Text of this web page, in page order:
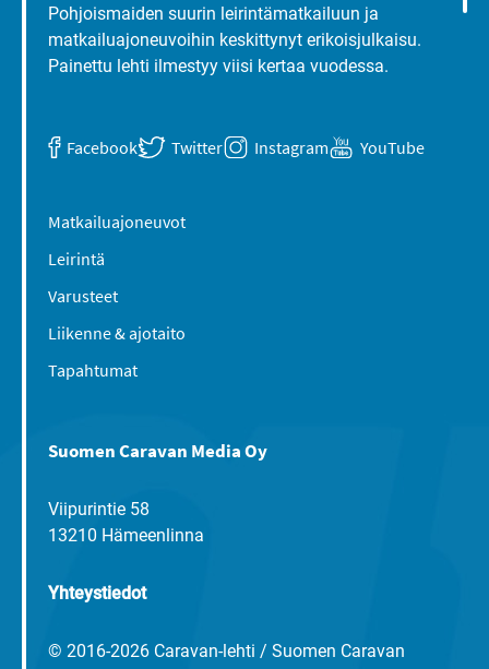
Pohjoismaiden suurin leirintämatkailuun ja
matkailuajoneuvoihin keskittynyt erikoisjulkaisu.
Painettu lehti ilmestyy viisi kertaa vuodessa.
Facebook Twitter Instagram YouTube
Matkailuajoneuvot
Leirintä
Varusteet
Liikenne & ajotaito
Tapahtumat
Suomen Caravan Media Oy
Viipurintie 58
13210 Hämeenlinna
Yhteystiedot
© 2016-2026 Caravan-lehti / Suomen Caravan